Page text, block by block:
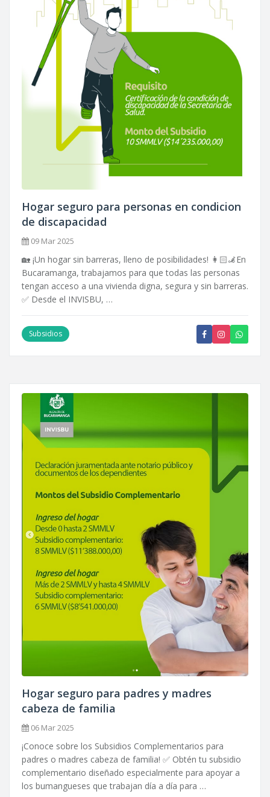
Hogar seguro para personas en condicion
de discapacidad
09 Mar 2025
🏡 ¡Un hogar sin barreras, lleno de posibilidades! 👩🏻‍🦼En
Bucaramanga, trabajamos para que todas las personas
tengan acceso a una vivienda digna, segura y sin barreras.
✅ Desde el INVISBU, …
Subsidios
Hogar seguro para padres y madres
cabeza de familia
06 Mar 2025
¡Conoce sobre los Subsidios Complementarios para
padres o madres cabeza de familia! ✅ Obtén tu subsidio
complementario diseñado especialmente para apoyar a
los bumangueses que trabajan día a día para …